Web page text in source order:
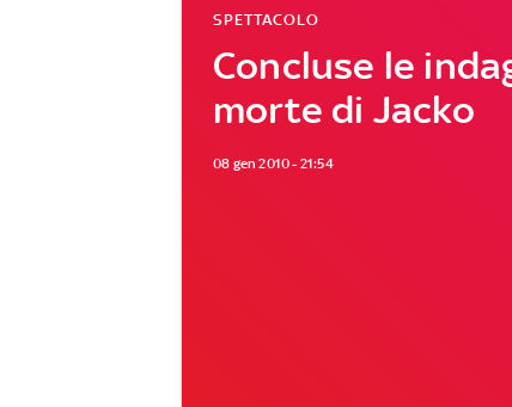
Concluse le
morte di Jacko
SPETTACOLO
08 gen 2010 - 21:54